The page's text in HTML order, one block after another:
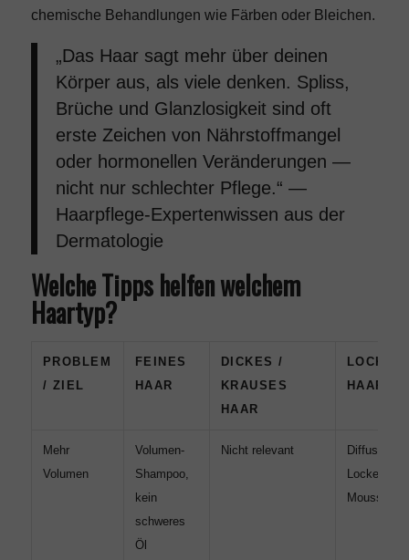
chemische Behandlungen wie Färben oder Bleichen.
„Das Haar sagt mehr über deinen
Körper aus, als viele denken. Spliss,
Brüche und Glanzlosigkeit sind oft
erste Zeichen von Nährstoffmangel
oder hormonellen Veränderungen —
nicht nur schlechter Pflege.“ —
Haarpflege-Expertenwissen aus der
Dermatologie
Welche Tipps helfen welchem
Haartyp?
PROBLEM
/ ZIEL
FEINES
HAAR
DICKES /
KRAUSES
HAAR
HAAR
Mehr
Volumen
Volumen-
Shampoo,
kein
schweres
Öl
Nicht relevant
Diffusor,
Locken-
Mousse